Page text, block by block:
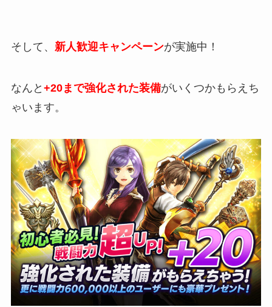
そして、 新人歓迎キャンペーンが実施中！
なんと +20まで強化された装備がいくつかもらえち
ゃいます。